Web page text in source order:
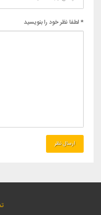
* لطفا نظر خود را بنویسید